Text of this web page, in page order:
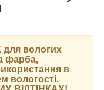
для вологих
фарба,
в
вологості.